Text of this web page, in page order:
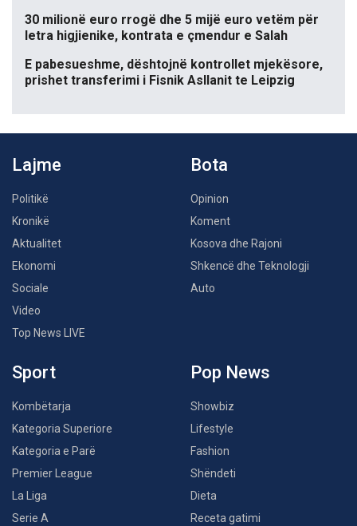
30 milionë euro rrogë dhe 5 mijë euro vetëm për
letra higjienike, kontrata e çmendur e Salah
E pabesueshme, dështojnë kontrollet mjekësore,
prishet transferimi i Fisnik Asllanit te Leipzig
Lajme
Politikë
Kronikë
Aktualitet
Ekonomi
Sociale
Video
Top News LIVE
Bota
Opinion
Koment
Kosova dhe Rajoni
Shkencë dhe Teknologji
Auto
Sport
Kombëtarja
Kategoria Superiore
Kategoria e Parë
Premier League
La Liga
Serie A
Pop News
Showbiz
Lifestyle
Fashion
Shëndeti
Dieta
Receta gatimi